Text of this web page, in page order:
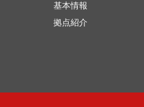
基本情報
拠点紹介